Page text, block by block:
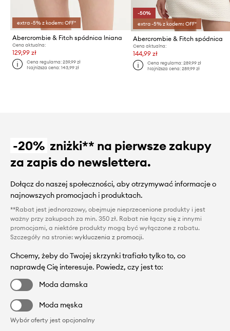
extra -5% z kodem: OFF*
Abercrombie & Fitch spódnica lniana
Cena aktualna:
129,99 zł
Cena regularna:239,99 zł
Najniższa cena:143,99 zł
-50%
extra -5% z kodem: OFF*
Abercrombie & Fitch spódnica
Cena aktualna:
144,99 zł
Cena regularna: 289,99 zł
Najniższa cena: 289,99 zł
-20% zniżki** na pierwsze zakupy
za zapis do newslettera.
Dołącz do naszej społeczności, aby otrzymywać informacje o
najnowszych promocjach i produktach.
**Rabat jest jednorazowy, obejmuje nieprzecenione produkty i jest
ważny przy zakupach za min. 350 zł. Rabat nie łączy się z innymi
promocjami, a niektóre produkty mogą być wyłączone z rabatu.
Szczegóły na stronie: wykluczenia z promocji.
Chcemy, żeby do Twojej skrzynki trafiało tylko to, co
naprawdę Cię interesuje. Powiedz, czy jest to:
Moda damska
Moda męska
Wybór oferty jest opcjonalny